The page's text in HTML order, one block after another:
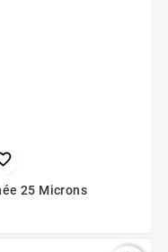
25 Microns